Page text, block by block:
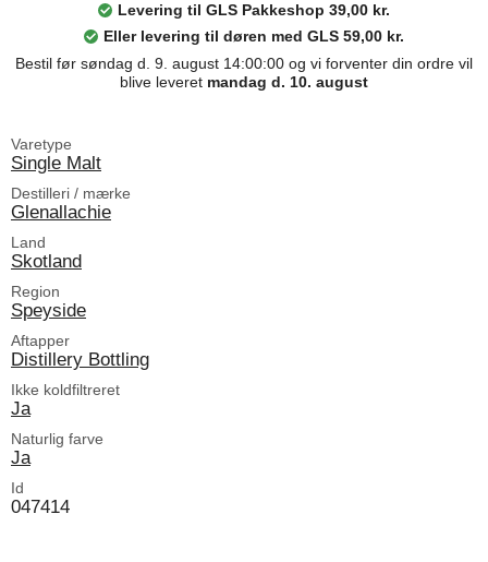
Levering til GLS Pakkeshop 39,00 kr.
Eller levering til døren med GLS 59,00 kr.
Bestil før søndag d. 9. august 14:00:00 og vi forventer din ordre vil
blive leveret mandag d. 10. august
Varetype
Single Malt
Destilleri / mærke
Glenallachie
Land
Skotland
Region
Speyside
Aftapper
Distillery Bottling
Ikke koldfiltreret
Ja
Naturlig farve
Ja
Id
047414